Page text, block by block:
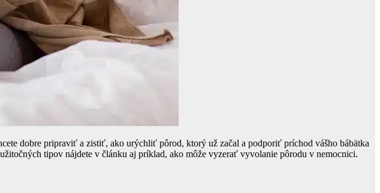
dobre pripraviť a zistiť, ako urýchliť pôrod, ktorý už začal a podporiť príchod vášho bábätka
tipov nájdete v článku aj príklad, ako môže vyzerať vyvolanie pôrodu v nemocnici.